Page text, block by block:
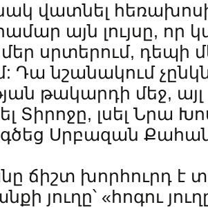
վատնել հեռախոսի
այն լույսը, որ
մեր սրտերում, դեպի
Դա նշանակում
թակարդի մեջ,
Տիրոջը, լսել Նրա
Սրբազան
ճիշտ խորհուրդ է
յուղը՝ «հոգու